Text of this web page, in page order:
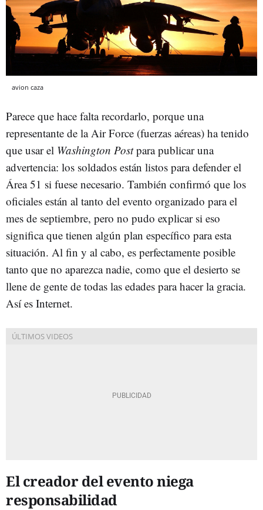
avion caza
Parece que hace falta recordarlo, porque una
representante de la Air Force (fuerzas aéreas) ha tenido
que usar el Washington Postpara publicar una
advertencia: los soldados están listos para defender el
Área 51 si fuese necesario. También confirmó que los
oficiales están al tanto del evento organizado para el
mes de septiembre, pero no pudo explicar si eso
significa que tienen algún plan específico para esta
situación. Al fin y al cabo, es perfectamente posible
tanto que no aparezca nadie, como que el desierto se
llene de gente de todas las edades para hacer la gracia.
Así es Internet.
El creador del evento niega
responsabilidad